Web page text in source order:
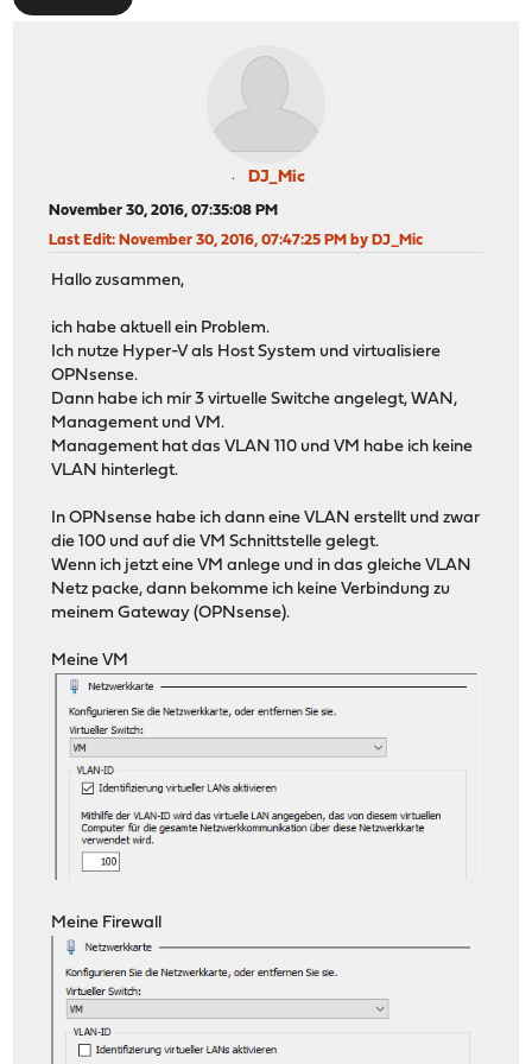
DJ_Mic
November 30, 2016, 07:35:08 PM
Last Edit: November 30, 2016, 07:47:25 PM by DJ_Mic
Hallo zusammen,
ich habe aktuell ein Problem.
Ich nutze Hyper-V als Host System und virtualisiere
OPNsense.
Dann habe ich mir 3 virtuelle Switche angelegt, WAN,
Management und VM.
Management hat das VLAN 110 und VM habe ich keine
VLAN hinterlegt.
In OPNsense habe ich dann eine VLAN erstellt und zwar
die 100 und auf die VM Schnittstelle gelegt.
Wenn ich jetzt eine VM anlege und in das gleiche VLAN
Netz packe, dann bekomme ich keine Verbindung zu
meinem Gateway (OPNsense).
Meine VM
Meine Firewall